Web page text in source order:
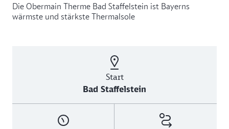
Die Obermain Therme Bad Staffelstein ist Bayerns
wärmste und stärkste Thermalsole
Start
Bad Staffelstein